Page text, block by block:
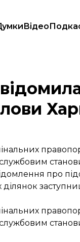
Відео
Харкова
про